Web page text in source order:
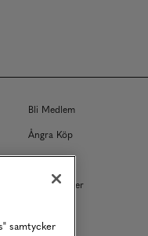
Bli Medlem
Ångra Köp
Köpvillkor
Våra Tjänster
samtycker